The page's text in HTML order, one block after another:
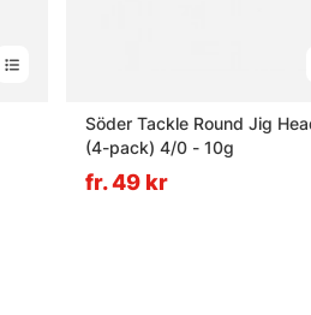
Söder Tackle Round Jig
(4-pack) 4/0 - 10g
fr. 49 kr